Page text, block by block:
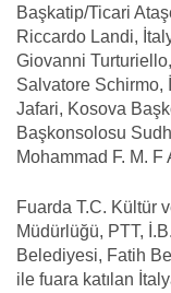
Başkatip/Ticari
Riccardo Landi,
Giovanni
Salvatore Schirmo,
Jafari, Kosova
Başkonsolosu
Mohammad F. M. F
Fuarda T.C. Kültür
Müdürlüğü, PTT,
Belediyesi, Fatih
ile fuara katılan